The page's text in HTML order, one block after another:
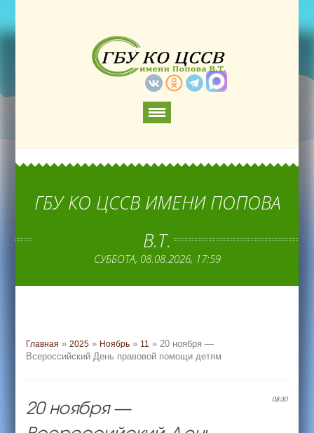
ГБУ КО ЦССВ ИМЕНИ ПОПОВА
В.Т.
СУББОТА, 08.08.2026, 17:59
Главная »2025 » Ноябрь » 11 » 20 ноября —
Всероссийский День правовой помощи детям
08:30
20 ноября —